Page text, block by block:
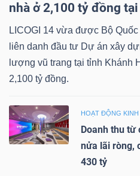
nhà ở 2,100 tỷ đồng
LICOGI 14 vừa được Bộ
liên danh đầu tư Dự án xây
lượng vũ trang tại tỉnh Khánh
2,100 tỷ đồng.
HOẠT ĐỘNG KINH
Doanh thu từ
nửa lãi ròng,
430 tỷ